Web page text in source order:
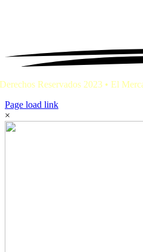
Derechos Reservados 2023 • El
Page load link
×